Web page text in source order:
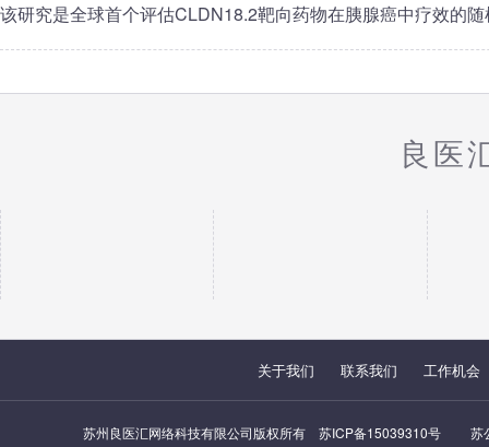
该研究是全球首个评估CLDN18.2靶向药物在胰腺癌中疗效的
良医
关于我们 联系我们 工作机会
苏州良医汇网络科技有限公司版权所有 苏ICP备15039310号 苏